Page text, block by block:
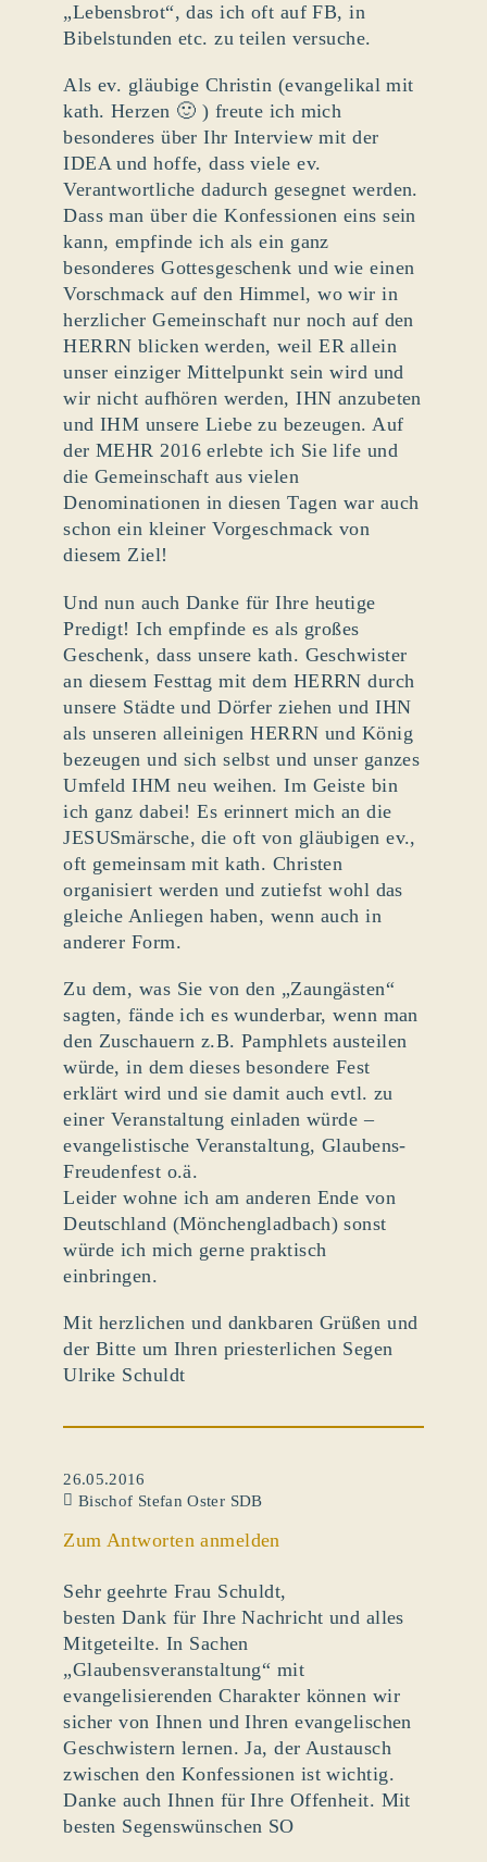
„Lebensbrot“, das ich oft auf FB, in
Bibelstunden etc. zu teilen versuche.
Als ev. gläubige Christin (evangelikal mit
kath. Herzen 🙂 ) freute ich mich
besonderes über Ihr Interview mit der
IDEA und hoffe, dass viele ev.
Verantwortliche dadurch gesegnet werden.
Dass man über die Konfessionen eins sein
kann, empfinde ich als ein ganz
besonderes Gottesgeschenk und wie einen
Vorschmack auf den Himmel, wo wir in
herzlicher Gemeinschaft nur noch auf den
HERRN blicken werden, weil ER allein
unser einziger Mittelpunkt sein wird und
wir nicht aufhören werden, IHN anzubeten
und IHM unsere Liebe zu bezeugen. Auf
der MEHR 2016 erlebte ich Sie life und
die Gemeinschaft aus vielen
Denominationen in diesen Tagen war auch
schon ein kleiner Vorgeschmack von
diesem Ziel!
Und nun auch Danke für Ihre heutige
Predigt! Ich empfinde es als großes
Geschenk, dass unsere kath. Geschwister
an diesem Festtag mit dem HERRN durch
unsere Städte und Dörfer ziehen und IHN
als unseren alleinigen HERRN und König
bezeugen und sich selbst und unser ganzes
Umfeld IHM neu weihen. Im Geiste bin
ich ganz dabei! Es erinnert mich an die
JESUSmärsche, die oft von gläubigen ev.,
oft gemeinsam mit kath. Christen
organisiert werden und zutiefst wohl das
gleiche Anliegen haben, wenn auch in
anderer Form.
Zu dem, was Sie von den „Zaungästen“
sagten, fände ich es wunderbar, wenn man
den Zuschauern z.B. Pamphlets austeilen
würde, in dem dieses besondere Fest
erklärt wird und sie damit auch evtl. zu
einer Veranstaltung einladen würde –
evangelistische Veranstaltung, Glaubens-
Freudenfest o.ä.
Leider wohne ich am anderen Ende von
Deutschland (Mönchengladbach) sonst
würde ich mich gerne praktisch
einbringen.
Mit herzlichen und dankbaren Grüßen und
der Bitte um Ihren priesterlichen Segen
Ulrike Schuldt
26.05.2016
Bischof Stefan Oster SDB
Zum Antworten anmelden
Sehr geehrte Frau Schuldt,
besten Dank für Ihre Nachricht und alles
Mitgeteilte. In Sachen
„Glaubensveranstaltung“ mit
evangelisierenden Charakter können wir
sicher von Ihnen und Ihren evangelischen
Geschwistern lernen. Ja, der Austausch
zwischen den Konfessionen ist wichtig.
Danke auch Ihnen für Ihre Offenheit. Mit
besten Segenswünschen SO